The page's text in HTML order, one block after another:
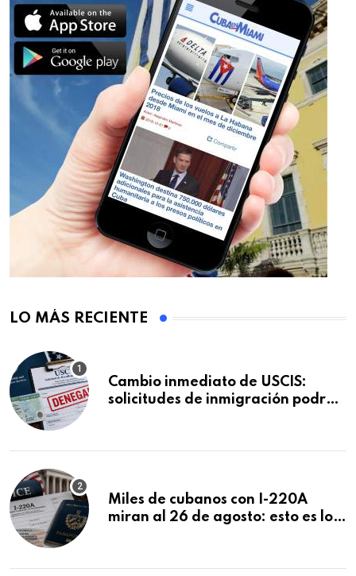
LO MÁS RECIENTE
Cambio inmediato de USCIS:
solicitudes de inmigración podrán
Miles de cubanos con I-220A
miran al 26 de agosto: esto es lo